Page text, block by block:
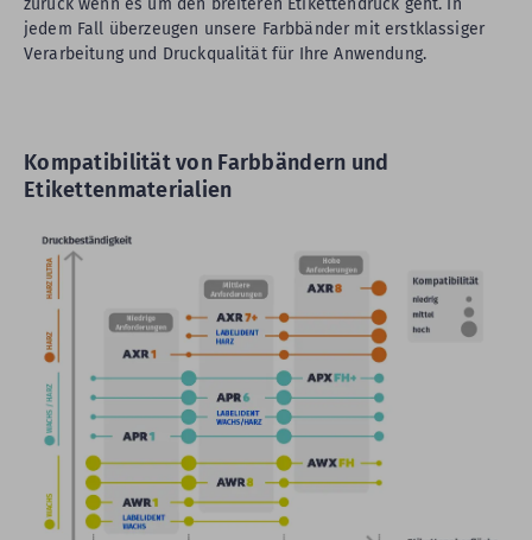
zurück wenn es um den breiteren Etikettendruck geht. In
jedem Fall überzeugen unsere Farbbänder mit erstklassiger
Verarbeitung und Druckqualität für Ihre Anwendung.
Kompatibilität von Farbbändern und
Etikettenmaterialien